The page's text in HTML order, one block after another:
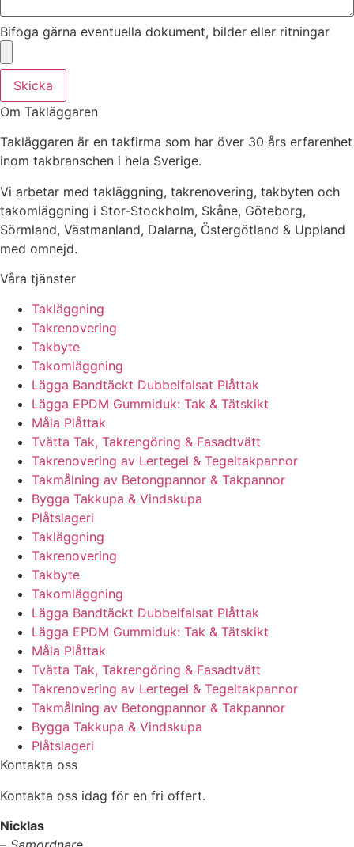
Bifoga gärna eventuella dokument, bilder eller ritningar
Skicka
Om Takläggaren
Takläggaren är en takfirma som har över 30 års erfarenhet
inom takbranschen i hela Sverige.
Vi arbetar med takläggning, takrenovering, takbyten och
takomläggning i Stor-Stockholm, Skåne, Göteborg,
Sörmland, Västmanland, Dalarna, Östergötland & Uppland
med omnejd.
Våra tjänster
Takläggning
Takrenovering
Takbyte
Takomläggning
Lägga Bandtäckt Dubbelfalsat Plåttak
Lägga EPDM Gummiduk: Tak & Tätskikt
Måla Plåttak
Tvätta Tak, Takrengöring & Fasadtvätt
Takrenovering av Lertegel & Tegeltakpannor
Takmålning av Betongpannor & Takpannor
Bygga Takkupa & Vindskupa
Plåtslageri
Takläggning
Takrenovering
Takbyte
Takomläggning
Lägga Bandtäckt Dubbelfalsat Plåttak
Lägga EPDM Gummiduk: Tak & Tätskikt
Måla Plåttak
Tvätta Tak, Takrengöring & Fasadtvätt
Takrenovering av Lertegel & Tegeltakpannor
Takmålning av Betongpannor & Takpannor
Bygga Takkupa & Vindskupa
Plåtslageri
Kontakta oss
Kontakta oss idag för en fri offert.
Nicklas